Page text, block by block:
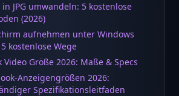
in JPG umwandeln: 5 kostenlose
(2026)
aufnehmen unter Windows
kostenlose Wege
Video Größe 2026: Maße & Specs
Anzeigengrößen 2026:
Spezifikationsleitfaden